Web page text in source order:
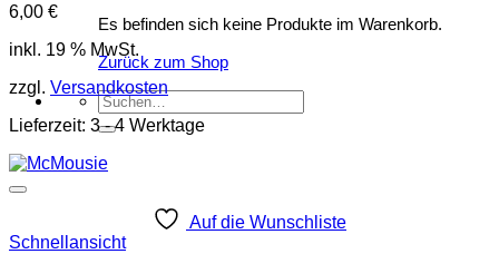
Es befinden sich keine Produkte im Warenkorb.
Zurück zum Shop
Suchen
nach:
6,00 €
inkl. 19 % MwSt.
zzgl. Versandkosten
Lieferzeit: 3 - 4 Werktage
Auf die Wunschliste
Schnellansicht